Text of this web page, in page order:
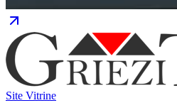
Site Vitrine